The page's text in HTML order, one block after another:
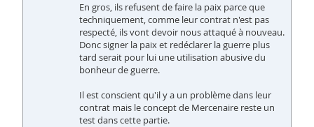
En gros, ils refusent de faire la paix parce que
techniquement, comme leur contrat n'est pas
respecté, ils vont devoir nous attaqué à nouveau.
Donc signer la paix et redéclarer la guerre plus
tard serait pour lui une utilisation abusive du
bonheur de guerre.
Il est conscient qu'il y a un problème dans leur
contrat mais le concept de Mercenaire reste un
test dans cette partie.